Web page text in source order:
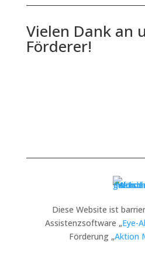
Vielen Dank an
Förderer!
Diese Website ist
Assistenzsoftware „Eye-
Förderung „Aktion